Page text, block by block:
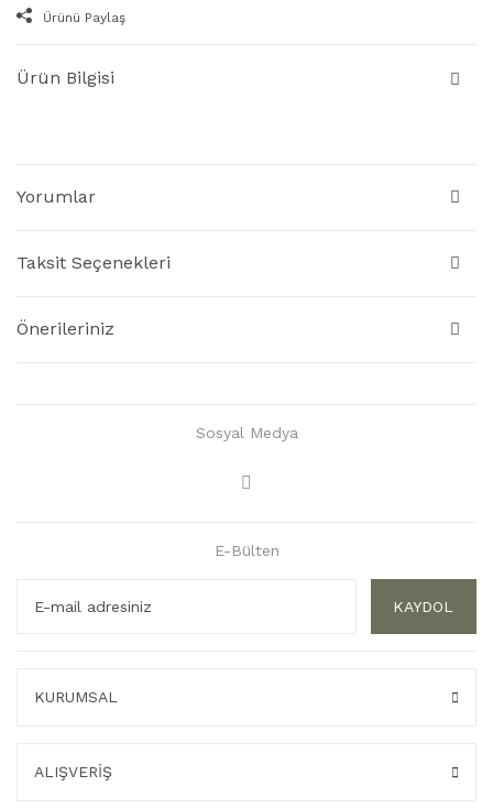
Ürünü Paylaş
Ürün Bilgisi
Yorumlar
Taksit Seçenekleri
Önerileriniz
Sosyal Medya
E-Bülten
KAYDOL
KURUMSAL
ALIŞVERİŞ